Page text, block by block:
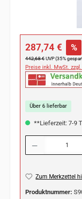
Verkaufspreis:
287,74 € %
Regulärer Preis:
442,68 €UVP (35%
Preise inkl. MwSt.
Über 6 lieferbar
**Lieferzeit: 7-9
Produkt Anzahl: Gib
Zum Merkzettel
Produktnummer: